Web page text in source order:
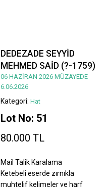
DEDEZADE SEYYİD
MEHMED SAİD (?-1759)
06 HAZİRAN 2026 MÜZAYEDE
6.06.2026
Kategori: Hat
Lot No: 51
80.000 TL
Mail Talik Karalama
Ketebeli eserde zırnıkla
muhtelif kelimeler ve harf